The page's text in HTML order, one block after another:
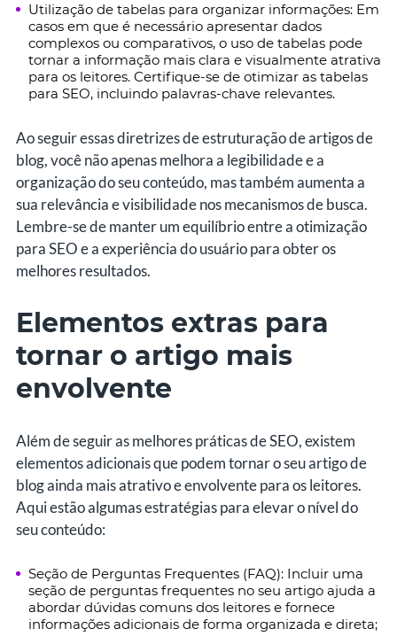
Utilização de tabelas para organizar informações: Em
casos em que é necessário apresentar dados
complexos ou comparativos, o uso de tabelas pode
tornar a informação mais clara e visualmente atrativa
para os leitores. Certifique-se de otimizar as tabelas
para SEO, incluindo palavras-chave relevantes.
Ao seguir essas diretrizes de estruturação de artigos de
blog, você não apenas melhora a legibilidade e a
organização do seu conteúdo, mas também aumenta a
sua relevância e visibilidade nos mecanismos de busca.
Lembre-se de manter um equilíbrio entre a otimização
para SEO e a experiência do usuário para obter os
melhores resultados.
Elementos extras para
tornar o artigo mais
envolvente
Além de seguir as melhores práticas de SEO, existem
elementos adicionais que podem tornar o seu artigo de
blog ainda mais atrativo e envolvente para os leitores.
Aqui estão algumas estratégias para elevar o nível do
seu conteúdo:
Seção de Perguntas Frequentes (FAQ): Incluir uma
seção de perguntas frequentes no seu artigo ajuda a
abordar dúvidas comuns dos leitores e fornece
informações adicionais de forma organizada e direta;